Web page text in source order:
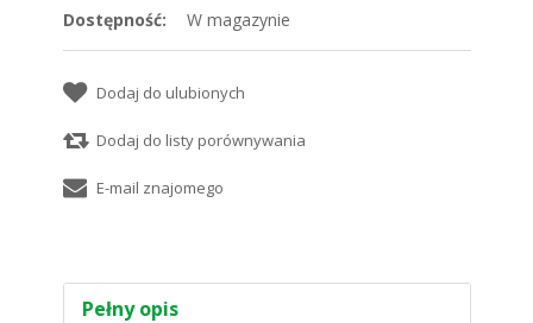
Dostępność: W magazynie
Pełny opis